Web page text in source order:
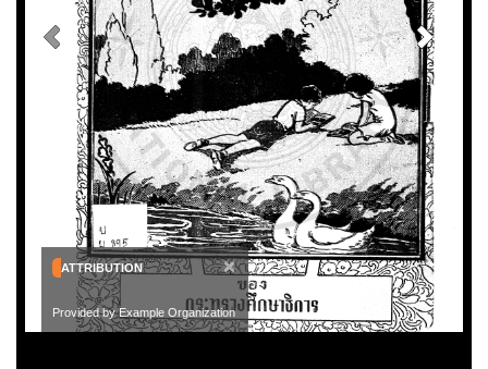
ATTRIBUTION ×
Provided by Example Organization